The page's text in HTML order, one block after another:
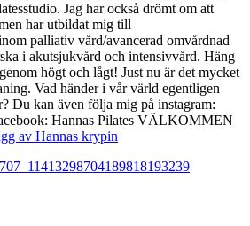
Jag har också drömt om att
har utbildat mig till
palliativ vård/avancerad omvårdnad
i akutsjukvård och intensivvård. Häng
högt och lågt! Just nu är det mycket
Vad händer i vår värld egentligen
Du kan även följa mig på instagram:
Hannas Pilates VÄLKOMMEN
av Hannas krypin